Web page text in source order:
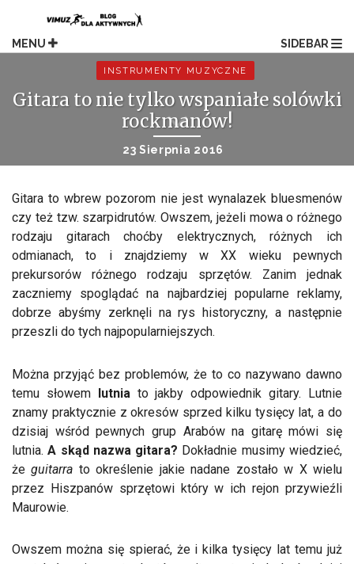
content
MENU SIDEBAR
INSTRUMENTY MUZYCZNE
Gitara to nie tylko wspaniałe solówki
rockmanów!
23 Sierpnia 2016
Gitara to wbrew pozorom nie jest wynalazek bluesmenów
czy też tzw. szarpidrutów. Owszem, jeżeli mowa o różnego
rodzaju gitarach choćby elektrycznych, różnych ich
odmianach, to i znajdziemy w XX wieku pewnych
prekursorów różnego rodzaju sprzętów. Zanim jednak
zaczniemy spoglądać na najbardziej popularne reklamy,
dobrze abyśmy zerknęli na rys historyczny, a następnie
przeszli do tych najpopularniejszych.
Można przyjąć bez problemów, że to co nazywano dawno
temu słowem lutnia to jakby odpowiednik gitary. Lutnie
znamy praktycznie z okresów sprzed kilku tysięcy lat, a do
dzisiaj wśród pewnych grup Arabów na gitarę mówi się
lutnia.A skąd nazwa gitara? Dokładnie musimy wiedzieć,
żeguitarra to określenie jakie nadane zostało w X wielu
przez Hiszpanów sprzętowi który w ich rejon przywieźli
Maurowie.
Owszem można się spierać, że i kilka tysięcy lat temu już